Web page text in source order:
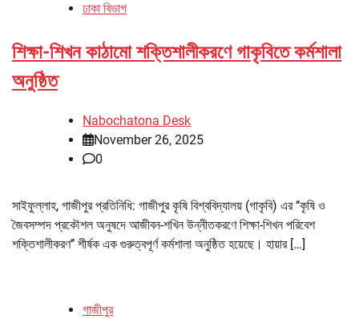
ঢাকা বিভাগ
শিক্ষা-শিখন কাঠামো শক্তিশালীকরণে গাকৃবিতে কর্মশালা
অনুষ্ঠিত
Nabochatona Desk
November 26, 2025
0
সাইফুল্লাহ, গাজীপুর প্রতিনিধি: গাজীপুর কৃষি বিশ্ববিদ্যালয় (গাকৃবি) এর ‘‘কৃষি ও
জৈবসম্পদ প্রকৌশল অনুষদে আজীবন-শখিন উন্নীতকরণে শিক্ষা-শিখন পরিবেশ
শক্তিশালীকরণ’’ শীর্ষক এক গুরুত্বপূর্ণ কর্মশালা অনুষ্ঠিত হয়েছে। হায়ার […]
গাজীপুর